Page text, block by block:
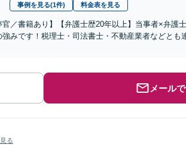
事例を見る(1件) 料金表を見る
官／書籍あり】【弁護士歴20年以上】当事者×弁護
みです！税理士・司法書士・不動産業者などとも
メール
る